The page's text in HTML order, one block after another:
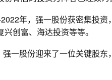
年，强一股份获密集投
创富、海达投资等等。
一股份迎来了一位关键股